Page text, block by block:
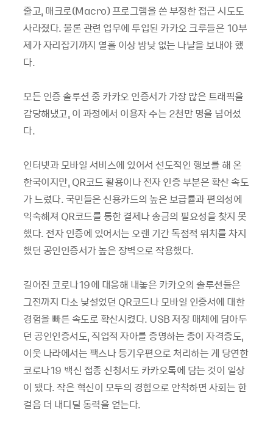
줄고, 매크로(Macro) 프로그램을 쓴 부정한 접근 시도도
사라졌다. 물론 관련 업무에 투입된 카카오 크루들은 10부
제가 자리잡기까지 열흘 이상 밤낮 없는 나날을 보내야 했
다.
모든 인증 솔루션 중 카카오 인증서가 가장 많은 트래픽을
감당해냈고, 이 과정에서 이용자 수는 2천만 명을 넘어섰
다.
인터넷과 모바일 서비스에 있어서 선도적인 행보를 해 온
한국이지만, QR코드 활용이나 전자 인증 부분은 확산 속도
가 느렸다. 국민들은 신용카드의 높은 보급률과 편의성에
익숙해져 QR코드를 통한 결제나 송금의 필요성을 찾지 못
했다. 전자 인증에 있어서는 오랜 기간 독점적 위치를 차지
했던 공인인증서가 높은 장벽으로 작용했다.
길어진 코로나19에 대응해 내놓은 카카오의 솔루션들은
그전까지 다소 낯설었던 QR코드나 모바일 인증서에 대한
경험을 빠른 속도로 확산시켰다. USB 저장 매체에 담아두
던 공인인증서도, 직업적 자아를 증명하는 종이 자격증도,
이웃 나라에서는 팩스나 등기우편으로 처리하는 게 당연한
코로나19 백신 접종 신청서도 카카오톡에 담는 것이 일상
이 됐다. 작은 혁신이 모두의 경험으로 안착하면 사회는 한
걸음 더 내디딜 동력을 얻는다.